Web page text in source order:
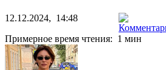
12.12.2024, 14:48
Примерное время чтения: 1 мин